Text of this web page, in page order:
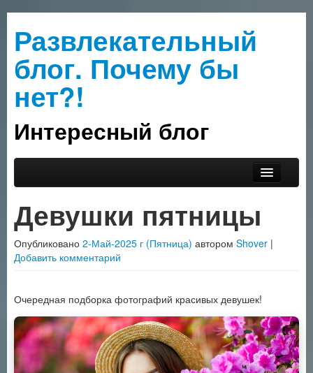
Развлекательный
блог. Почему бы
нет?!
Интересный блог
Главное меню
О сайте
Рубрики
Девушки пятницы
Опубликовано 2-Май-2025 г (Пятница) автором Shover |
Добавить комментарий
Очередная подборка фотографий красивых девушек!